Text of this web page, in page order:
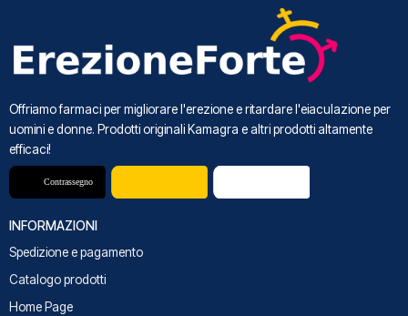
Offriamo farmaci per migliorare l'erezione e ritardare l'eiaculazione per
uomini e donne. Prodotti originali Kamagra e altri prodotti altamente
efficaci!
INFORMAZIONI
Spedizione e pagamento
Catalogo prodotti
Home Page